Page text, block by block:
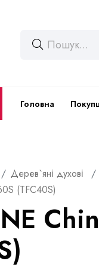
Головна
Дерев`яні духові
(TFC40S)